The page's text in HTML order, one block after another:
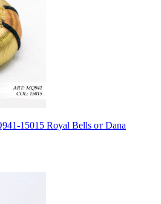
15015 Royal Bells от Dana